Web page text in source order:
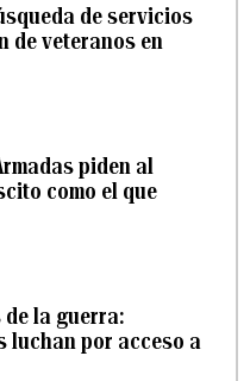
de servicios
de veteranos en
piden al
como el que
de la guerra:
luchan por acceso a